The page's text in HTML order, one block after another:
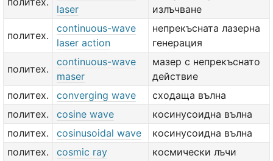
laser
излъчване
политех.
continuous-wave
laser action
непрекъсната лазерна
генерация
политех.
continuous-wave
maser
мазер с непрекъснато
действие
политех.
converging wave
сходаща вълна
политех.
cosine wave
косинусоидна вълна
политех.
cosinusoidal wave
косинусоидна вълна
политех.
cosmic ray
космически лъчи